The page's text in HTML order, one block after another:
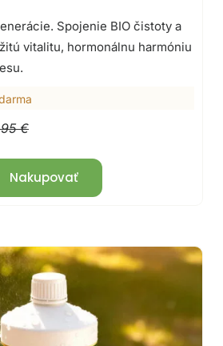
Spojenie BIO čistoty a
vitalitu, hormonálnu harmóniu
€
Nakupovať